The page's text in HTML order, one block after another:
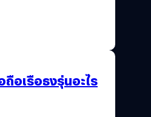
อเรือธงรุ่นอะไร